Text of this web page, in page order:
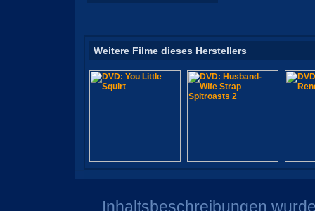
Weitere Filme dieses Herstellers
Inhaltsbeschreibungen